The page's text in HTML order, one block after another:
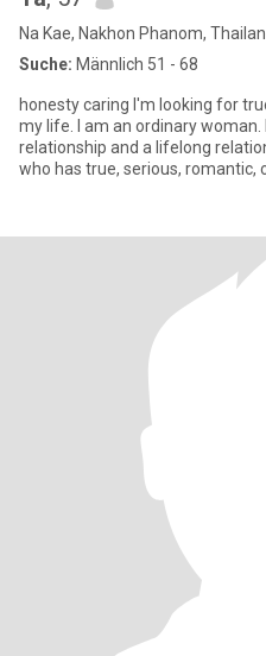
Na Kae, Nakhon Phanom,
Suche: Männlich 51 - 68
honesty caring I'm looking for
my life. I am an ordinary
relationship and a lifelong
who has true, serious, romantic,